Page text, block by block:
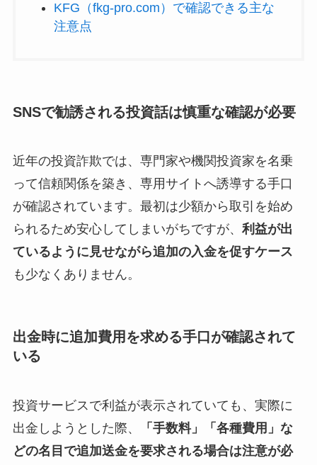
KFG（fkg-pro.com）で確認できる主な
注意点
SNSで勧誘される投資話は慎重な確認が必要
近年の投資詐欺では、専門家や機関投資家を名乗
って信頼関係を築き、専用サイトへ誘導する手口
が確認されています。最初は少額から取引を始め
られるため安心してしまいがちですが、 利益が出
ているように見せながら追加の入金を促すケース
も少なくありません。
出金時に追加費用を求める手口が確認されて
いる
投資サービスで利益が表示されていても、実際に
出金しようとした際、
「手数料」「各種費用」な
どの名目で追加送金を要求される場合は注意が必